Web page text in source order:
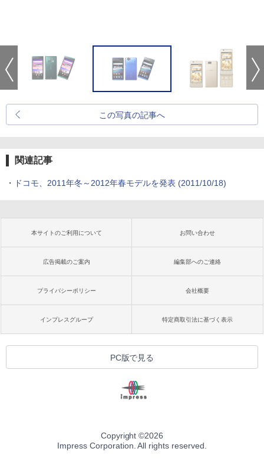
この写真の記事へ
関連記事
・ ドコモ、2011年冬～2012年春モデルを発表 (2011/10/18)
本サイトのご利用について お問い合わせ
広告掲載のご案内 編集部へのご連絡
プライバシーポリシー 会社概要
インプレスグループ 特定商取引法に基づく表示
PC版で見る
Copyright ©2026
Impress Corporation. All rights reserved.